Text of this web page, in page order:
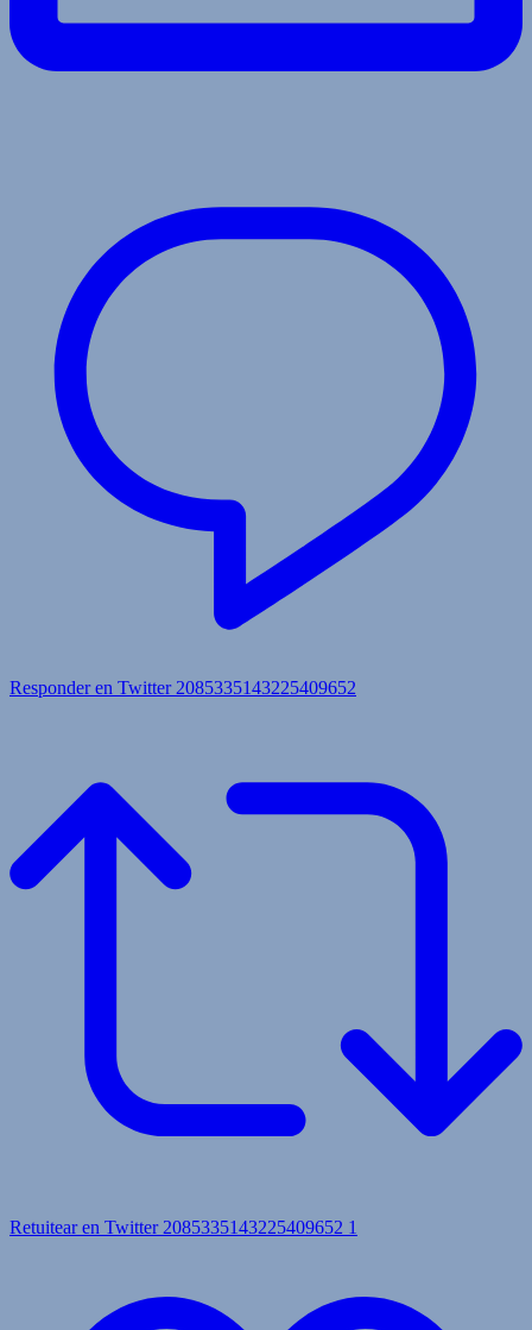
Responder en Twitter 2085335143225409652
Retuitear en Twitter 2085335143225409652 1